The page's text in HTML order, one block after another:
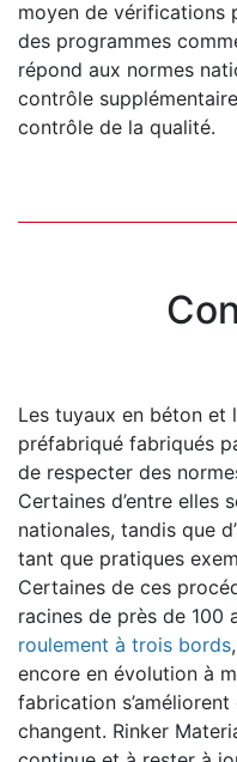
moyen de vérifications
des programmes
répond aux normes
contrôle
contrôle de la qualité.
Les tuyaux en béton et
préfabriqué fabriqués
de respecter des
Certaines d’entre elles
nationales, tandis que
tant que pratiques
Certaines de ces
racines de près de 100
roulement à trois bords
encore en évolution à
fabrication
changent. Rinker